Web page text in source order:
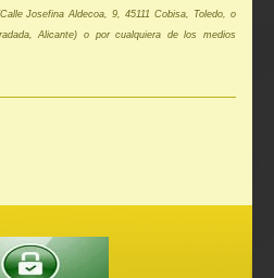
Josefina Aldecoa, 9, 45111 Cobisa, Toledo, o
Alicante) o por cualquiera de los medios